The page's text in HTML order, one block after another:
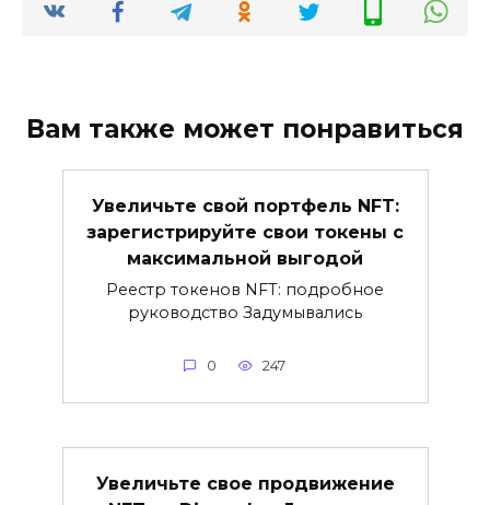
Вам также может понравиться
Увеличьте свой портфель NFT:
зарегистрируйте свои токены с
максимальной выгодой
Реестр токенов NFT: подробное
руководство Задумывались
0 247
Увеличьте свое продвижение